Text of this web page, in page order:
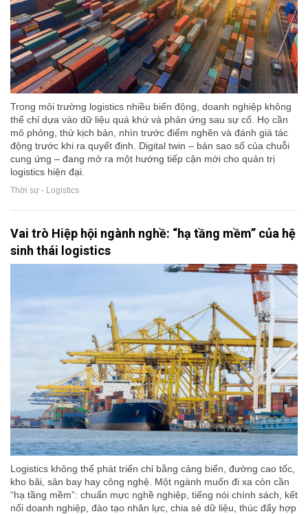
Trong môi trường logistics nhiều biến động, doanh nghiệp không
thể chỉ dựa vào dữ liệu quá khứ và phản ứng sau sự cố. Họ cần
mô phỏng, thử kịch bản, nhìn trước điểm nghẽn và đánh giá tác
động trước khi ra quyết định. Digital twin – bản sao số của chuỗi
cung ứng – đang mở ra một hướng tiếp cận mới cho quản trị
logistics hiện đại.
Thời sự - Logistics
Vai trò Hiệp hội ngành nghề: “hạ tầng mềm” của hệ
sinh thái logistics
Logistics không thể phát triển chỉ bằng cảng biển, đường cao tốc,
kho bãi, sân bay hay công nghệ. Một ngành muốn đi xa còn cần
“hạ tầng mềm”: chuẩn mực nghề nghiệp, tiếng nói chính sách, kết
nối doanh nghiệp, đào tạo nhân lực, chia sẻ dữ liệu, thúc đẩy hợp